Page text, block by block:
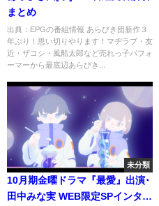
まとめ
出典：EPGの番組情報 あらびき団新作３
年ぶり！思い切りやります！マヂラブ・友
近・ザコシ・風船太郎など売れっ子パフォ
ーマーから最底辺あらびき...
未分類
10月期金曜ドラマ『最愛』出演･
田中みな実 WEB限定SPインタビ